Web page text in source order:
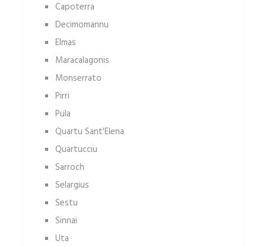
Capoterra
Decimomannu
Elmas
Maracalagonis
Monserrato
Pirri
Pula
Quartu Sant'Elena
Quartucciu
Sarroch
Selargius
Sestu
Sinnai
Uta